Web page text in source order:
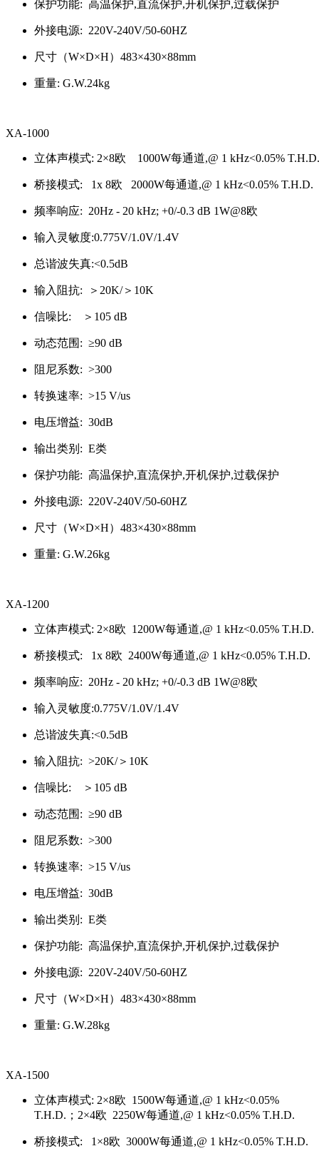
保护功能: 高温保护,直流保护,开机保护,过载保护
外接电源: 220V-240V/50-60HZ
尺寸（W×D×H）483×430×88mm
重量: G.W.24kg
XA-1000
立体声模式: 2×8欧 1000W每通道,@ 1 kHz<0.05%
桥接模式: 1x 8欧 2000W每通道,@ 1 kHz<0.05% T.H.D.
频率响应: 20Hz - 20 kHz; +0/-0.3 dB 1W@8欧
输入灵敏度:0.775V/1.0V/1.4V
总谐波失真:<0.5dB
输入阻抗: ＞20K/＞10K
信噪比: ＞105 dB
动态范围: ≥90 dB
阻尼系数: >300
转换速率: >15 V/us
电压增益: 30dB
输出类别: E类
保护功能: 高温保护,直流保护,开机保护,过载保护
外接电源: 220V-240V/50-60HZ
尺寸（W×D×H）483×430×88mm
重量: G.W.26kg
XA-1200
立体声模式: 2×8欧 1200W每通道,@ 1 kHz<0.05%
桥接模式: 1x 8欧 2400W每通道,@ 1 kHz<0.05% T.H.D.
频率响应: 20Hz - 20 kHz; +0/-0.3 dB 1W@8欧
输入灵敏度:0.775V/1.0V/1.4V
总谐波失真:<0.5dB
输入阻抗: >20K/＞10K
信噪比: ＞105 dB
动态范围: ≥90 dB
阻尼系数: >300
转换速率: >15 V/us
电压增益: 30dB
输出类别: E类
保护功能: 高温保护,直流保护,开机保护,过载保护
外接电源: 220V-240V/50-60HZ
尺寸（W×D×H）483×430×88mm
重量: G.W.28kg
XA-1500
立体声模式: 2×8欧 1500W每通道,@ 1 kHz<0.05%
T.H.D.；2×4欧 2250W每通道,@ 1 kHz<0.05% T.H.D.
桥接模式: 1×8欧 3000W每通道,@ 1 kHz<0.05% T.H.D.